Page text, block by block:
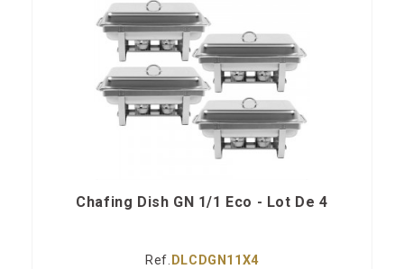
Chafing Dish GN 1/1 Eco - Lot De 4
Ref. DLCDGN11X4